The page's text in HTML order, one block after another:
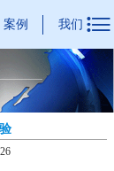
案例 我们 